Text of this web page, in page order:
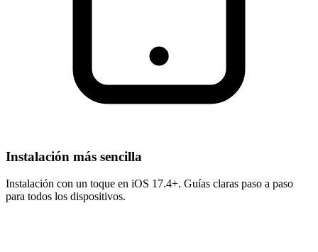
Instalación más sencilla
Instalación con un toque en iOS 17.4+. Guías claras paso a paso
para todos los dispositivos.